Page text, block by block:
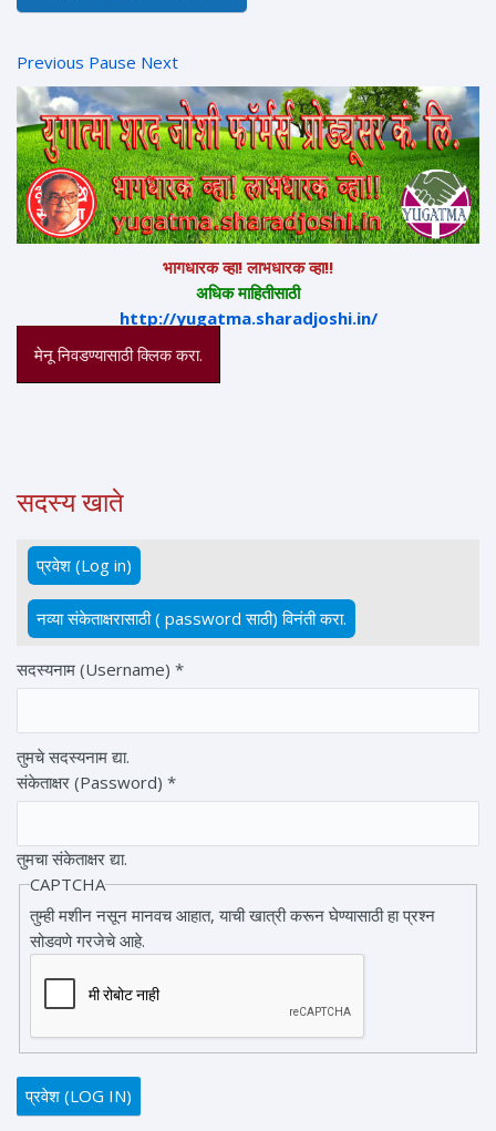
Previous Pause Next
भागधारक व्हा! लाभधारक व्हा!!
अधिक माहितीसाठी
http://yugatma.sharadjoshi.in/
मेनू निवडण्यासाठी क्लिक करा.
सदस्य खाते
Primary tabs
प्रवेश (Log in)
नव्या संकेताक्षरासाठी ( password साठी) विनंती करा.
सदस्यनाम (Username) *
तुमचे सदस्यनाम द्या.
संकेताक्षर (Password) *
तुमचा संकेताक्षर द्या.
CAPTCHA
तुम्ही मशीन नसून मानवच आहात, याची खात्री करून घेण्यासाठी हा प्रश्न
सोडवणे गरजेचे आहे.